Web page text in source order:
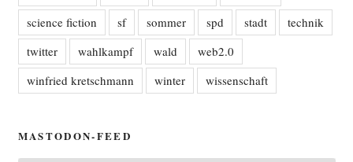
science fiction
sf sommer spd stadt
technik
twitter
wahlkampf wald
web2.0
winfried kretschmann
winter wissenschaft
MASTODON-FEED